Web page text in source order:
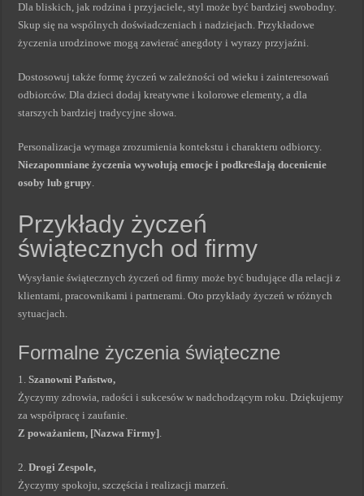
Dla bliskich, jak rodzina i przyjaciele, styl może być bardziej swobodny.
Skup się na wspólnych doświadczeniach i nadziejach. Przykładowe
życzenia urodzinowe mogą zawierać anegdoty i wyrazy przyjaźni.
Dostosowuj także formę życzeń w zależności od wieku i zainteresowań
odbiorców. Dla dzieci dodaj kreatywne i kolorowe elementy, a dla
starszych bardziej tradycyjne słowa.
Personalizacja wymaga zrozumienia kontekstu i charakteru odbiorcy.
Niezapomniane życzenia wywołują emocje i podkreślają docenienie
osoby lub grupy.
Przykłady życzeń
świątecznych od firmy
Wysyłanie świątecznych życzeń od firmy może być budujące dla relacji z
klientami, pracownikami i partnerami. Oto przykłady życzeń w różnych
sytuacjach.
Formalne życzenia świąteczne
1.Szanowni Państwo,
Życzymy zdrowia, radości i sukcesów w nadchodzącym roku. Dziękujemy
za współpracę i zaufanie.
Z poważaniem, [Nazwa Firmy].
2.Drogi Zespole,
Życzymy spokoju, szczęścia i realizacji marzeń.